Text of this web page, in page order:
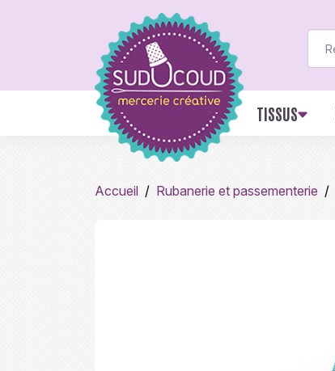
TISSUS
Accueil Rubanerie et passementerie